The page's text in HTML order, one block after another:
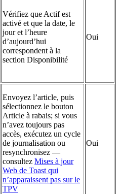
Vérifiez que Actif est
activé et que la date, le
jour et l’heure
d’aujourd’hui
correspondent à la
section Disponibilité
Oui
Envoyez l’article, puis
sélectionnez le bouton
Article à rabais; si vous
n’avez toujours pas
accès, exécutez un cycle
de journalisation ou
resynchronisez —
consultez Mises à jour
Web de Toast qui
n’apparaissent pas sur le
TPV
Oui